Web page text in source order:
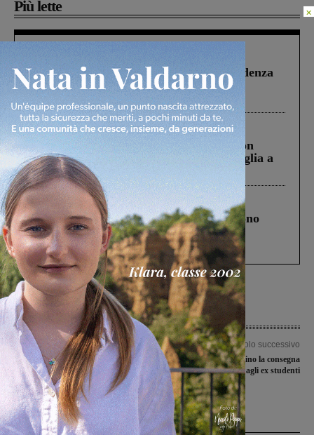
Più lette
Piscina di Figline finanziata oltre la scadenza
Pnrr, il gruppo di Fratelli d’Italia: “Un
ringraziamento al Governo”
Cronaca 3 Agosto 2026
Scomparso da una struttura di Castiglion
Fiorentino l’uomo che aveva ucciso la figlia a
Levane nel 2020
Cronaca 4 Agosto 2026
Un anno fa la strage in A1 in cui morirono
Gianni, Giulia e Franco. Lo schianto, il
processo, lo stop ai sorpassi fra tir....
Articolo precedente
Per il Valdarnisieme sconfitta con
grande rammarico in casa del Bisonte
Rinascita
Articolo successivo
Alla scuola di Matassino la consegna
dei diplomi agli ex studenti
Ultime Notizie
×